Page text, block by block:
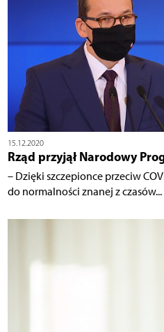
15.12.2020
Rząd przyjął Narodowy
– Dzięki szczepionce przeciw
do normalności znanej z czasów...